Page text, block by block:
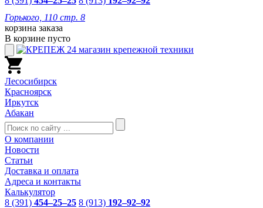
Горького, 110 стр. 8
корзина заказа
В корзине пусто
Лесосибирск
Красноярск
Иркутск
Абакан
О компании
Новости
Статьи
Доставка и оплата
Адреса и контакты
Калькулятор
8 (391) 454–25–25 8 (913) 192–92–92